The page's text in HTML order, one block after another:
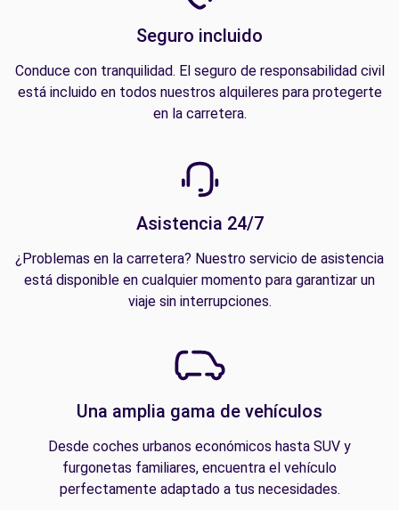
Seguro incluido
Conduce con tranquilidad. El seguro de responsabilidad civil
está incluido en todos nuestros alquileres para protegerte
en la carretera.
Asistencia 24/7
¿Problemas en la carretera? Nuestro servicio de asistencia
está disponible en cualquier momento para garantizar un
viaje sin interrupciones.
Una amplia gama de vehículos
Desde coches urbanos económicos hasta SUV y
furgonetas familiares, encuentra el vehículo
perfectamente adaptado a tus necesidades.